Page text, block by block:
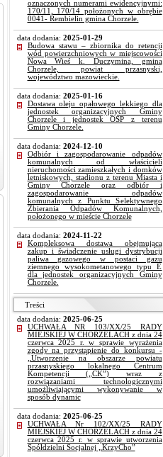
oznaczonych numerami ewidencyjnymi:
170/11, 170/14 położonych w obrębie
0041- Rembielin gmina Chorzele.
data dodania: 2025-01-29
Budowa stawu – zbiornika do retencji
wód powierzchniowych w miejscowości
Nowa Wieś k. Duczymina, gmina
Chorzele, powiat przasnyski,
województwo mazowieckie.
data dodania: 2025-01-16
Dostawa oleju opałowego lekkiego dla
jednostek organizacyjnych Gminy
Chorzele i jednostek OSP z terenu
Gminy Chorzele.
data dodania: 2024-12-10
Odbiór i zagospodarowanie odpadów
komunalnych od właścicieli
nieruchomości zamieszkałych i domków
letniskowych, stadionu z terenu Miasta i
Gminy Chorzele oraz odbiór i
zagospodarowanie odpadów
komunalnych z Punktu Selektywnego
Zbierania Odpadów Komunalnych,
położonego w mieście Chorzele
data dodania: 2024-11-22
Kompleksowa dostawa obejmująca
zakup i świadczenie usługi dystrybucji
paliwa gazowego w postaci gazu
ziemnego wysokometanowego typu E
dla jednostek organizacyjnych Gminy
Chorzele.
Treści
data dodania: 2025-06-25
UCHWAŁA NR 103/XX/25 RADY
MIEJSKIEJ W CHORZELACH z dnia 24
czerwca 2025 r. w sprawie wyrażenia
zgody na przystąpienie do konkursu -
„Utworzenie na obszarze powiatu
przasnyskiego lokalnego Centrum
Kompetencji („CK”) wraz z
rozwiązaniami technologicznymi
umożliwiającymi wykonywanie w
sposób dynamic
data dodania: 2025-06-25
UCHWAŁA Nr 102/XX/25 RADY
MIEJSKIEJ W CHORZELACH z dnia 24
czerwca 2025 r. w sprawie utworzenia
Spółdzielni Socjalnej „KrzyCho”